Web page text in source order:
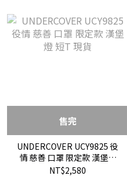
售完
UNDERCOVER UCY9825 役
情 慈善 口罩 限定款 漢堡燈
短T 現貨
NT$2,580